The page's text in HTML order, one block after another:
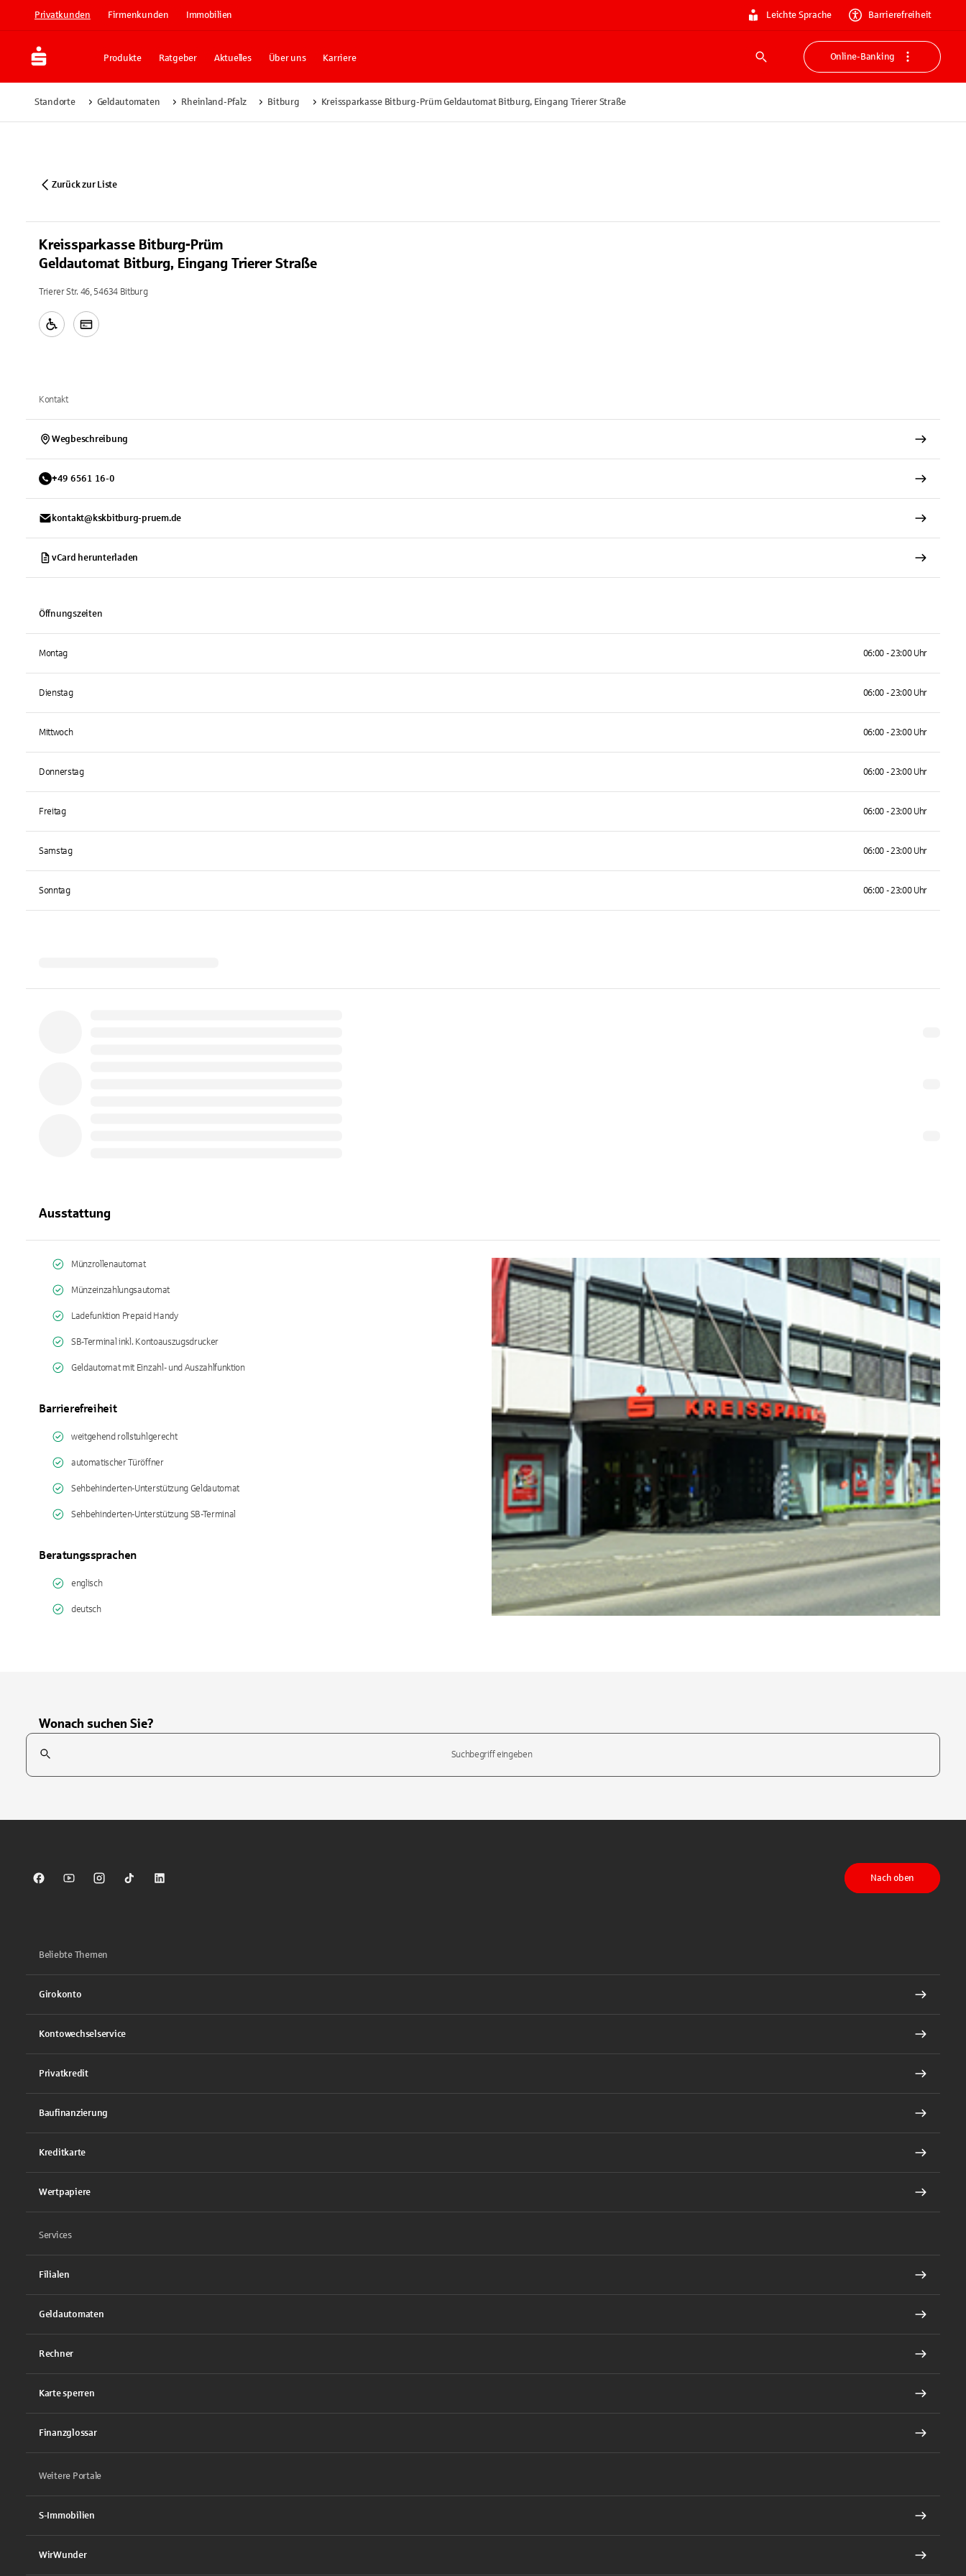
Privatkunden Firmenkunden Immobilien Leichte Sprache Barrierefreiheit
Produkte Ratgeber Aktuelles Über uns Karriere
Suche
Online-Banking
Standorte Geldautomaten Rheinland-Pfalz Bitburg Kreissparkasse Bitburg-Prüm Geldautomat Bitburg, Eingang Trierer Straße
Zurück zur Liste
Kreissparkasse Bitburg-Prüm
Geldautomat Bitburg, Eingang Trierer Straße
Trierer Str. 46, 54634 Bitburg
Kontakt
Wegbeschreibung
+49 6561 16-0
kontakt@kskbitburg-pruem.de
vCard herunterladen
Öffnungszeiten
Montag 06:00 - 23:00 Uhr
Dienstag 06:00 - 23:00 Uhr
Mittwoch 06:00 - 23:00 Uhr
Donnerstag 06:00 - 23:00 Uhr
Freitag 06:00 - 23:00 Uhr
Samstag 06:00 - 23:00 Uhr
Sonntag 06:00 - 23:00 Uhr
Ausstattung
Münzrollenautomat
Münzeinzahlungsautomat
Ladefunktion Prepaid Handy
SB-Terminal inkl. Kontoauszugsdrucker
Geldautomat mit Einzahl- und Auszahlfunktion
Barrierefreiheit
weitgehend rollstuhlgerecht
automatischer Türöffner
Sehbehinderten-Unterstützung Geldautomat
Sehbehinderten-Unterstützung SB-Terminal
Beratungssprachen
englisch
deutsch
Wonach suchen Sie?
Suchfeld
Sparkasse auf Facebook
Sparkasse auf Youtube
Sparkasse auf Instagram
Sparkasse auf TikTok
Sparkasse auf LinkedIn
Nach oben
Beliebte Themen
Girokonto
Kontowechselservice
Privatkredit
Baufinanzierung
Kreditkarte
Wertpapiere
Services
Filialen
Geldautomaten
Rechner
Karte sperren
Finanzglossar
Weitere Portale
S-Immobilien
WirWunder